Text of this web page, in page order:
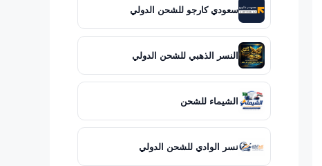
سعودي كارجو للشحن الدولي
النسر الذهبي للشحن الدولي
الشيماء للشحن
نسر الوادي للشحن الدولي